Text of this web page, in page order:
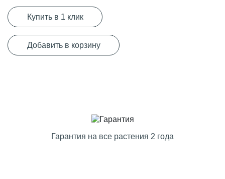
Купить в 1 клик
Добавить в корзину
Гарантия на все растения 2 года